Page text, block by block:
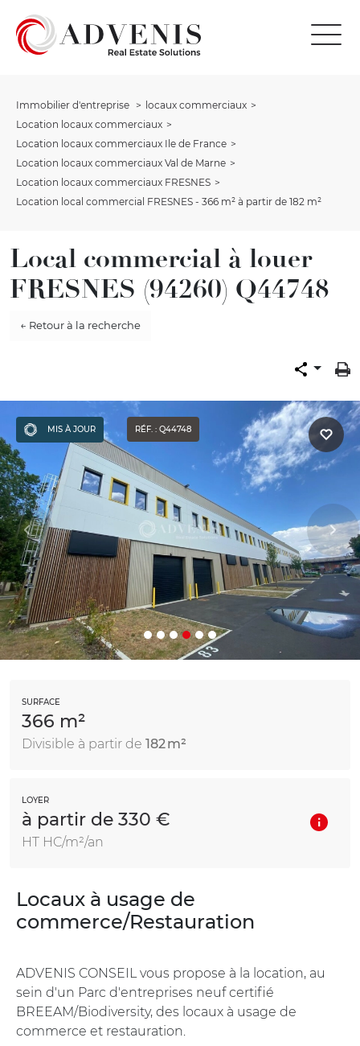
Immobilier d'entreprise
locaux commerciaux
Location locaux commerciaux
Location locaux commerciaux Ile de France
Location locaux commerciaux Val de Marne
Location locaux commerciaux FRESNES
Location local commercial FRESNES - 366 m² à partir de 182 m²
Local commercial à louer
FRESNES (94260) Q44748
← Retour à la recherche
MIS À JOUR RÉF. : Q44748
SURFACE
366 m²
Divisible à partir de 182 m²
LOYER
à partir de 330 €
HT HC/m²/an
Locaux à usage de
commerce/Restauration
ADVENIS CONSEIL vous propose à la location, au
sein d'un Parc d'entreprises neuf certifié
BREEAM/Biodiversity, des locaux à usage de
commerce et restauration.